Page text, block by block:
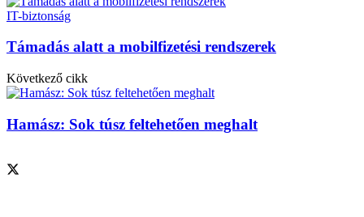
IT-biztonság
Támadás alatt a mobilfizetési rendszerek
Következő cikk
Hamász: Sok túsz feltehetően meghalt